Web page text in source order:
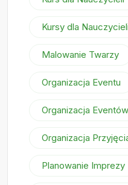
Kursy dla Nauczycieli
Malowanie Twarzy
Organizacja Eventu
Organizacja Eventów
Organizacja
Planowanie Imprezy